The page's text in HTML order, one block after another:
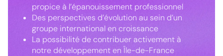
propice à l’épanouissement professionnel
Des perspectives d’évolution au sein d’un
groupe international en croissance
La possibilité de contribuer activement à
notre développement en Île-de-France